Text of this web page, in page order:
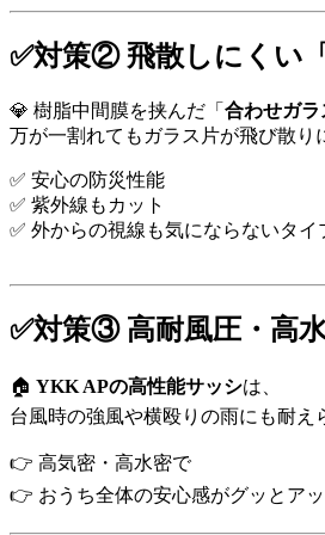
✅対策② 飛散しにくい
💎 樹脂中間膜を挟んだ「 合わせガラ
万が一割れてもガラス片が飛び散り
✅ 安心の防災性能
✅ 紫外線もカット
✅ 外からの視線も気にならないタイ
✅対策③ 高耐風圧・高
🏠 YKK APの高性能サッシは、
台風時の強風や横殴りの雨にも耐え
👉 高気密・高水密で
👉 おうち全体の安心感がグッとアッ